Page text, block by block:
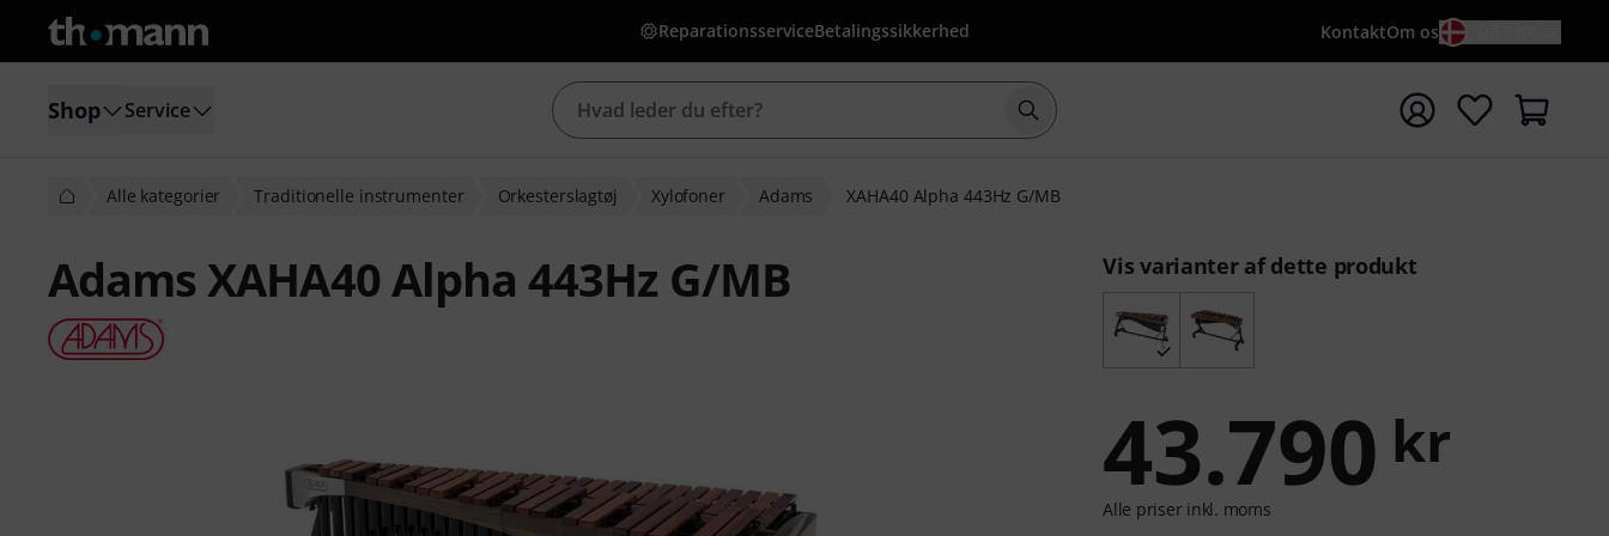
ReparationsserviceBetalingssikkerhed KontaktOm os
Shop Service Start søgning med søgeord {searchTerm}
Alle kategorier Traditionelle instrumenter Orkesterslagtøj Xylofoner Adams XAHA40 Alpha 443Hz G/MB
Adams XAHA40 Alpha 443Hz G/MB Vis varianter af dette produkt
43.790 kr
Alle priser inkl. moms